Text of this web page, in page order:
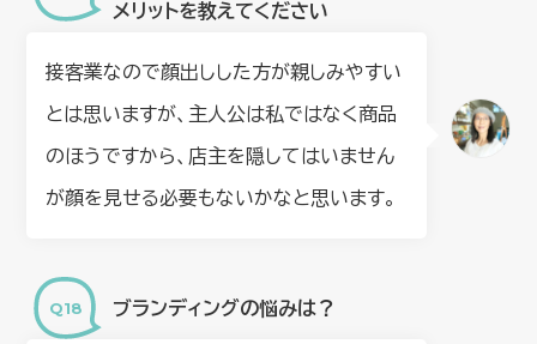
メリットを教えてください
接客業なので顔出しした方が親しみやすい
とは思いますが、主人公は私ではなく商品
のほうですから、店主を隠してはいません
が顔を見せる必要もないかなと思います。
ブランディングの悩みは？